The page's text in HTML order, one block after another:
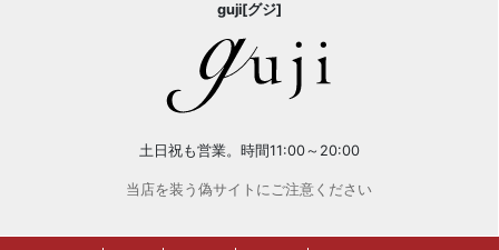
guji[グジ]
土日祝も営業。時間11:00～20:00
当店を装う偽サイトにご注意ください